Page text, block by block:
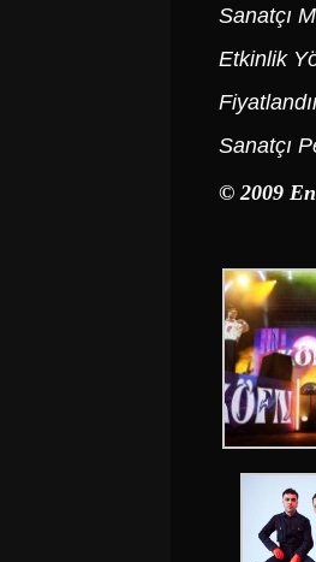
Sanatçı
Etkinlik
Sanatçı
© 2009